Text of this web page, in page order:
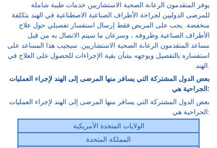
يوفر المتقدمون الرعاىة الصحية الاستشاريين خدمات طبية شاملة
للمرضى الدوليين لجراحة الأطراف الصناعية الاصطناعية في الهند بتكلفة
منخفضة. يجب على المريض فقط إرسال استفسار تفصيلي حول علاج
الأطراف الصناعية وظروفه ، وسرعان ما سيتم الاتصال به من قبل
مساعد المتقدمون الرعاىة الصحية الاستشاريين. سيجيب هذا المساعد على
استفساره بالتفصيل ويوجهه بشأن بقية الإجراءات للحصول على العلاج في
بعض الدول المشتركة التي يسافر منها المرضى إلى الهند لإجراء العمليات
الجراحية هي:
بعض الدول المشتركة التي يسافر منها المرضى إلى الهند لإجراء العمليات
الجراحية هي:
الولايات المتحدة الأمريكية
المملكة المتحدة